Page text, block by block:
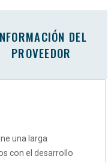
DEL
PROVEEDOR
una larga
con el desarrollo